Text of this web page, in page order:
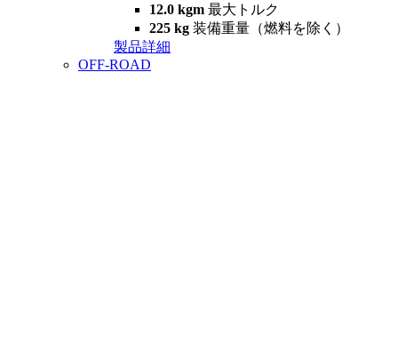
12.0 kgm 最大トルク
225 kg 装備重量（燃料を除く）
製品詳細
OFF-ROAD